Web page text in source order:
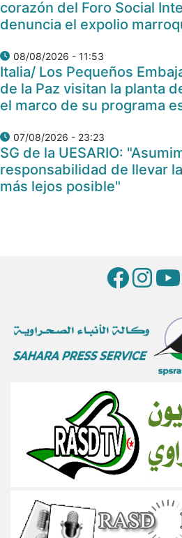
corazón del Foro Social
denuncia el expolio
08/08/2026 - 11:53
Italia/ Los Pequeños
de la Paz visitan la planta
el marco de su programa
07/08/2026 - 23:23
SG de la UESARIO:
responsabilidad de llevar
más lejos posible"